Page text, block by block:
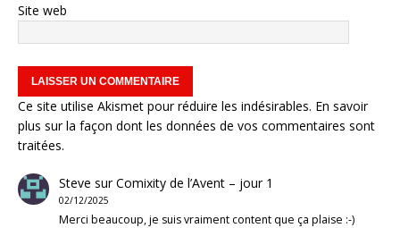
Site web
Ce site utilise Akismet pour réduire les indésirables. En savoir
plus sur la façon dont les données de vos commentaires sont
traitées.
Steve surComixity de l’Avent – jour 1
02/12/2025
Merci beaucoup, je suis vraiment content que ça plaise :-)